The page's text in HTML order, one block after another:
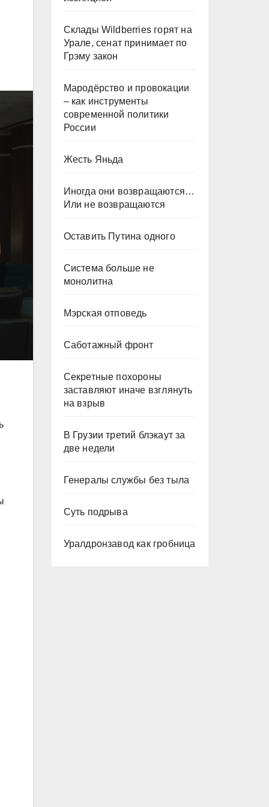
Склады Wildberries горят на
Урале, сенат принимает по
Грэму закон
Мародёрство и провокации
– как инструменты
современной политики
России
Жесть Яньда
Иногда они возвращаются…
Или не возвращаются
Оставить Путина одного
Система больше не
монолитна
Мэрская отповедь
Саботажный фронт
Секретные похороны
заставляют иначе взглянуть
на взрыв
В Грузии третий блэкаут за
две недели
Генералы службы без тыла
Суть подрыва
Уралдронзавод как гробница